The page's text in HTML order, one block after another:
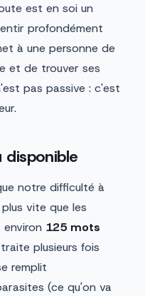
est en soi un
profondément
à une personne de
et de trouver ses
pas passive : c'est
notre difficulté à
vite que les
125 mots
plusieurs fois
remplit
(ce qu'on va